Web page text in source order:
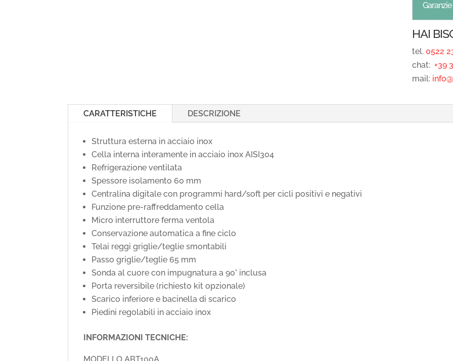
Garanzie
HAI
tel. 0522
chat: +39
mail:
CARATTERISTICHE DESCRIZIONE
Struttura esterna in acciaio inox
Cella interna interamente in acciaio inox AISI304
Refrigerazione ventilata
Spessore isolamento 60 mm
Centralina digitale con programmi hard/soft per cicli positivi e negativi
Funzione pre-raffreddamento cella
Micro interruttore ferma ventola
Conservazione automatica a fine ciclo
Telai reggi griglie/teglie smontabili
Passo griglie/teglie 65 mm
Sonda al cuore con impugnatura a 90° inclusa
Porta reversibile (richiesto kit opzionale)
Scarico inferiore e bacinella di scarico
Piedini regolabili in acciaio inox
INFORMAZIONI TECNICHE: